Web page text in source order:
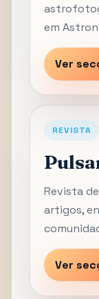
em
Ver
REVISTA
Revista
artigos,
Ver